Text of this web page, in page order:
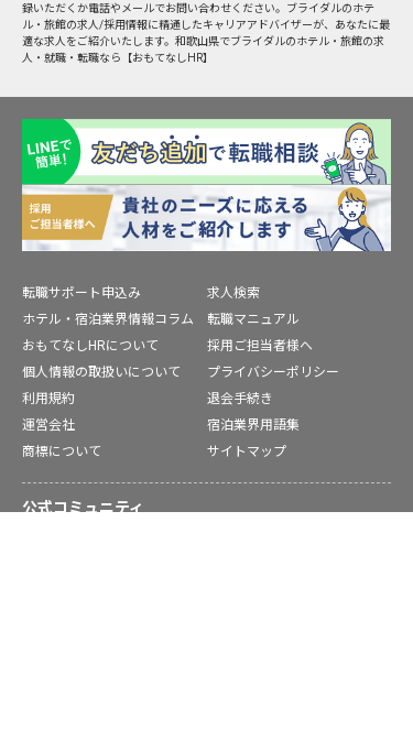
録いただくか電話やメールでお問い合わせください。ブライダルのホテ
ル・旅館の求人/採用情報に精通したキャリアアドバイザーが、あなたに最
適な求人をご紹介いたします。和歌山県でブライダルのホテル・旅館の求
人・就職・転職なら【おもてなしHR】
転職サポート申込み
求人検索
ホテル・宿泊業界情報コラム
転職マニュアル
おもてなしHRについて
採用ご担当者様へ
個人情報の取扱いについて
プライバシーポリシー
利用規約
退会手続き
運営会社
宿泊業界用語集
商標について
サイトマップ
公式コミュニティ